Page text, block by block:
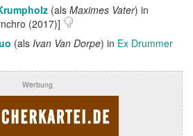
(als Maximes Vater) in
(2017)]
(als Ivan Van Dorpe) in Ex Drummer
Werbung